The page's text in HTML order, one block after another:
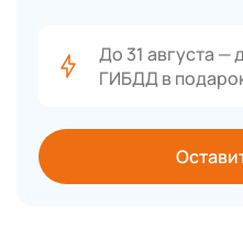
До 31 августа —
ГИБДД в